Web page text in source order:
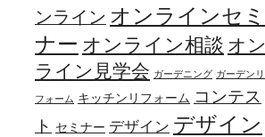
ンライン オンラインセミ
ナー オンライン相談 オン
ライン見学会 ガーデニング ガーデンリ
フォーム キッチンリフォーム コンテス
ト セミナー デザイン デザイン